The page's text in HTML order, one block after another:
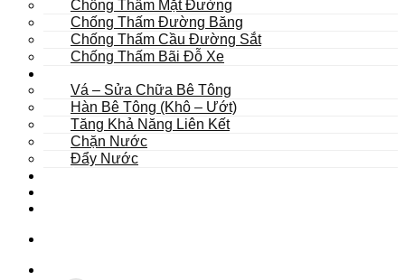
Chống Thấm Mặt Đường
Chống Thấm Đường Băng
Chống Thấm Cầu Đường Sắt
Chống Thấm Bãi Đỗ Xe
Vá – Sửa Chữa Bê Tông
Hàn Bê Tông (Khô – Ướt)
Tăng Khả Năng Liên Kết
Chặn Nước
Đẩy Nước